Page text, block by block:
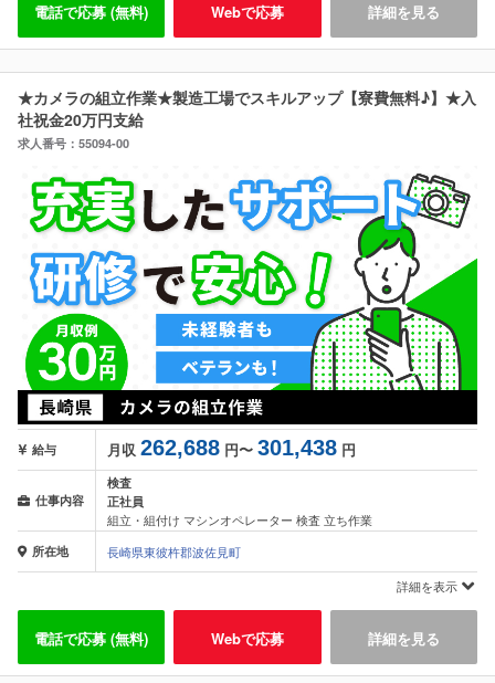
電話で応募 (無料) Webで応募 詳細を見る
★カメラの組立作業★製造工場でスキルアップ【寮費無料♪】★入
社祝金20万円支給
求人番号：55094-00
給与 月収 262,688 円〜 301,438 円
仕事内容
検査
正社員
組立・組付け マシンオペレーター 検査 立ち作業
所在地
長崎県東彼杵郡波佐見町
詳細を表示
電話で応募 (無料) Webで応募 詳細を見る